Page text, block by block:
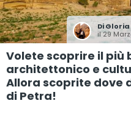
DiGloria
il 29
Volete scoprire il più
architettonico e
Allora scoprite dove
di Petra!